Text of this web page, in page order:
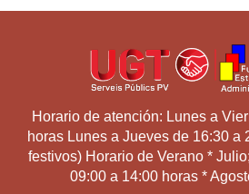
Horario de atención: Lunes a
horas Lunes a Jueves de 16:30 a
festivos) Horario de Verano *
09:00 a 14:00 horas *